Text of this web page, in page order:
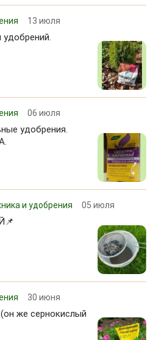
13 июля
06 июля
удобрения.
и удобрения 05 июля
30 июня
же сернокислый